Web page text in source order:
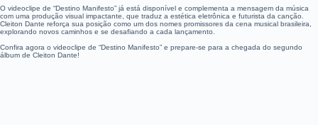
O videoclipe de “Destino Manifesto” já está disponível e complementa a mensagem da música
com uma produção visual impactante, que traduz a estética eletrônica e futurista da canção.
Cleiton Dante reforça sua posição como um dos nomes promissores da cena musical brasileira,
explorando novos caminhos e se desafiando a cada lançamento.
Confira agora o videoclipe de “Destino Manifesto” e prepare-se para a chegada do segundo
álbum de Cleiton Dante!